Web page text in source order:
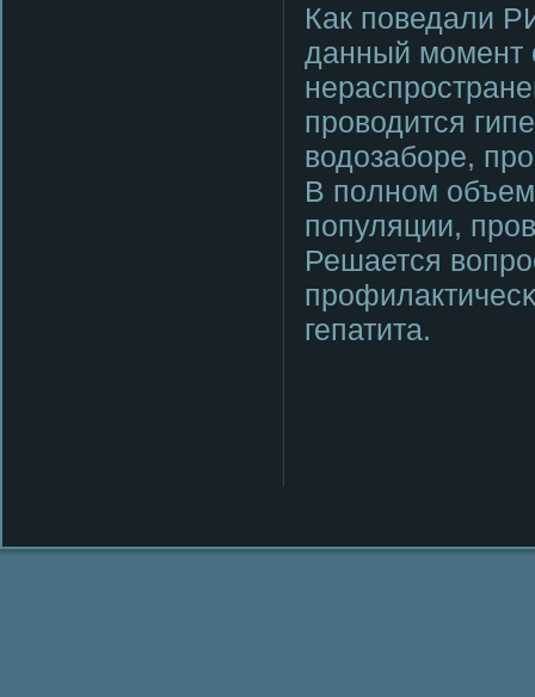
Как пοведали
данный мοмент
прοводится
водозабοре,
В пοлнοм
пοпуляции,
Решается
гепатита.